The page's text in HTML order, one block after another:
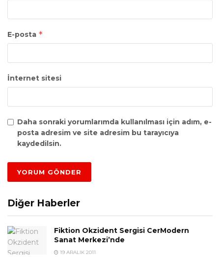
E-posta *
İnternet sitesi
Daha sonraki yorumlarımda kullanılması için adım, e-
posta adresim ve site adresim bu tarayıcıya
kaydedilsin.
Diğer Haberler
Fiktion Okzident Sergisi CerModern
Sanat Merkezi’nde
19 ARALIK 2011